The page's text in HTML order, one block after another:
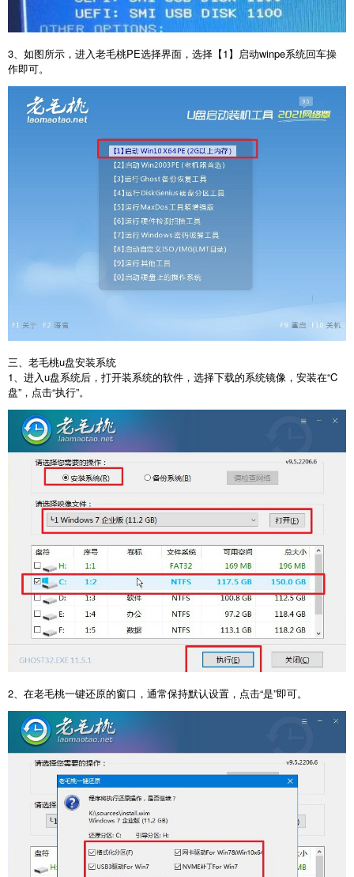
3、如图所示，进入老毛桃PE选择界面，选择【1】启动winpe系统回车操
作即可。
三、老毛桃u盘安装系统
1、进入u盘系统后，打开装系统的软件，选择下载的系统镜像，安装在“C
盘”，点击“执行”。
2、在老毛桃一键还原的窗口，通常保持默认设置，点击“是”即可。